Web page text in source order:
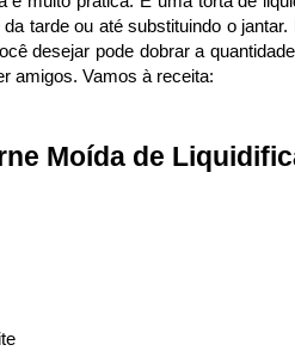
tarde ou até substituindo o
desejar pode dobrar a
amigos. Vamos à receita:
Moída de